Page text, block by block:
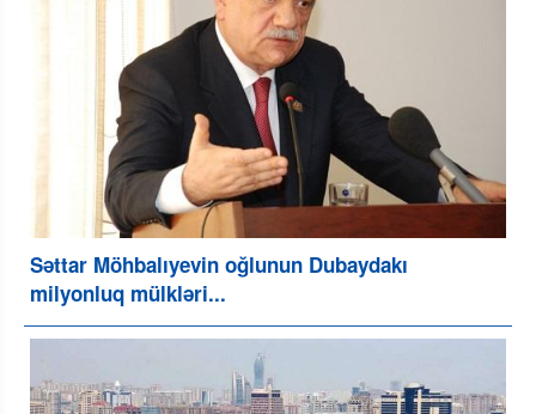
Səttar Möhbalıyevin oğlunun Dubaydakı
milyonluq mülkləri...